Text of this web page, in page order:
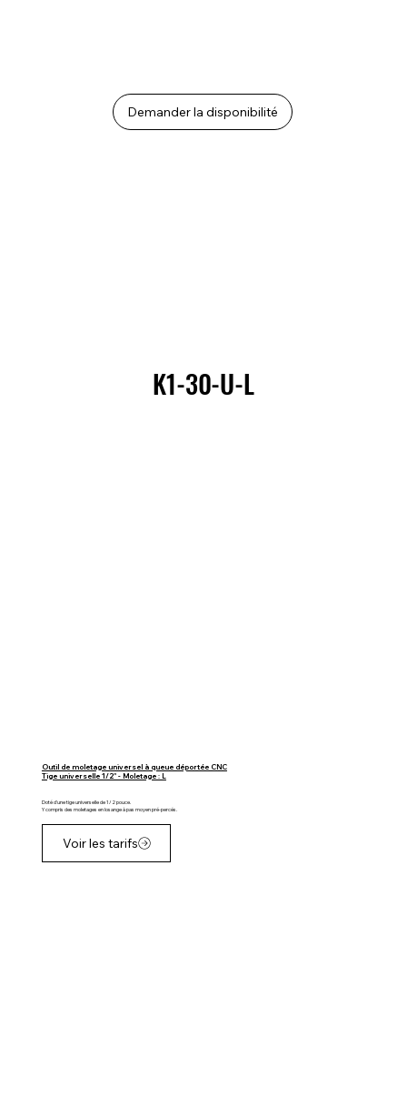
Demander la disponibilité
K1-30-U-L
K1-30-U-L
Outil de moletage universel à queue déportée CNC
Tige universelle 1/2" - Moletage : L
Doté d'une tige universelle de 1/2 pouce.
Y compris des moletages en losange à pas moyen pré-percés.
Voir les tarifs